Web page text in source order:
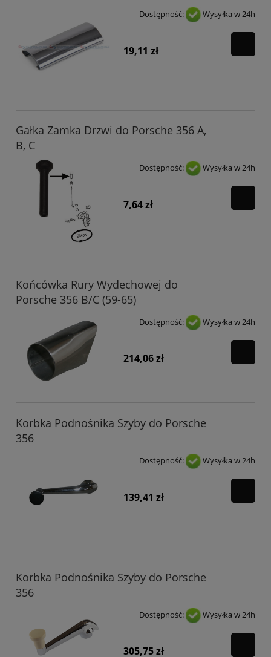
Dostępność: Wysyłka w 24h
19,11 zł
Gałka Zamka Drzwi do Porsche 356 A,
B, C
Dostępność: Wysyłka w 24h
7,64 zł
Końcówka Rury Wydechowej do
Porsche 356 B/C (59-65)
Dostępność: Wysyłka w 24h
214,06 zł
Korbka Podnośnika Szyby do Porsche
356
Dostępność: Wysyłka w 24h
139,41 zł
Korbka Podnośnika Szyby do Porsche
356
Dostępność: Wysyłka w 24h
305,75 zł